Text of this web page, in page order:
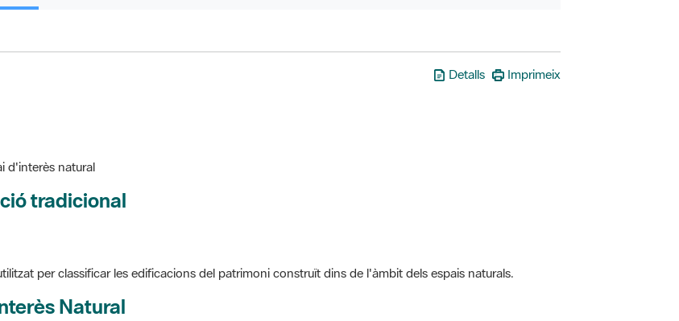
Detalls Imprimeix
d'interès natural
tradicional
per classificar les edificacions del patrimoni construït dins de l'àmbit dels espais naturals.
Natural